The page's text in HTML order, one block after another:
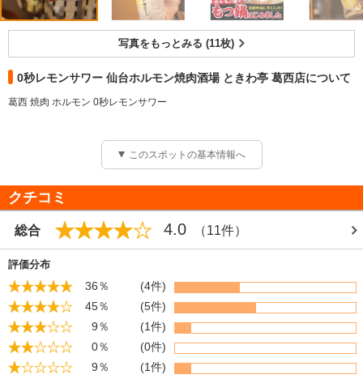
写真をもっとみる (11枚)
0秒レモンサワー 仙台ホルモン焼肉酒場 ときわ亭 葛西店について
葛西 焼肉 ホルモン 0秒レモンサワー
このスポットの基本情報へ
クチコミ
総合 4.0 （11件）
評価分布
36％
(4件)
45％
(5件)
9％
(1件)
0％
(0件)
9％
(1件)